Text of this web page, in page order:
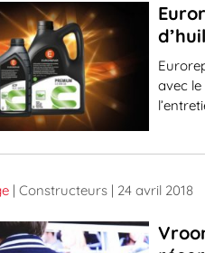
avec
| Constructeurs | 24 avril 2018